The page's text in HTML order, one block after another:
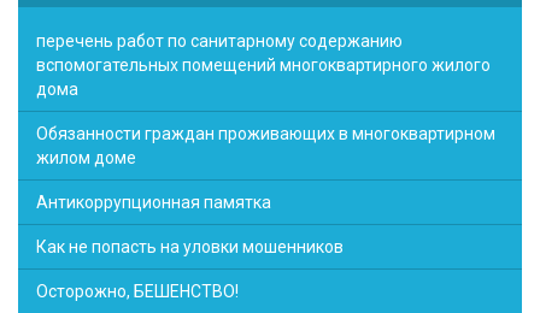
перечень работ по санитарному содержанию
вспомогательных помещений многоквартирного жилого
дома
Обязанности граждан проживающих в многоквартирном
жилом доме
Антикоррупционная памятка
Как не попасть на уловки мошенников
Осторожно, БЕШЕНСТВО!